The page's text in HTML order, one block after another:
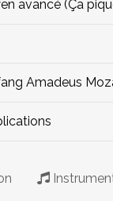
avancé (Ça
Amadeus